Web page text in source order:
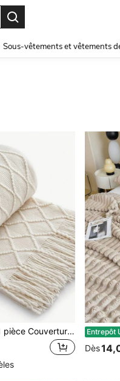
Sous-vêtements et vêtements
SHEIN X Milania 1 pièce Couverture tricotée en couleur unie à carreaux diamantés, style scandinave, couverture de canapé rectangulaire minimaliste en acrylique, jeté pour la détente dans la chambre Entrepôt
Dès